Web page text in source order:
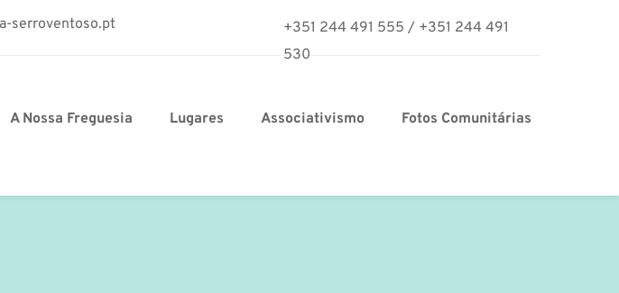
serroventoso.pt +351 244 491 555 / +351 244 491
530
A Nossa Freguesia Lugares Associativismo Fotos Comunitárias